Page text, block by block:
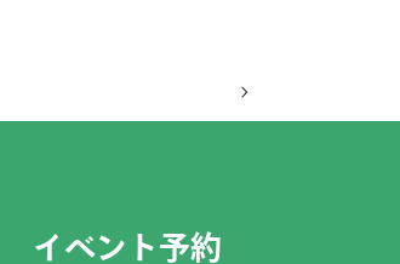
イベント予約